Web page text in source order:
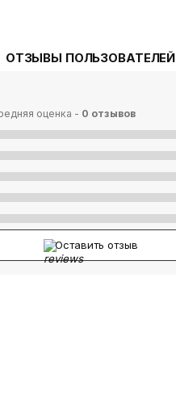
ОТЗЫВЫ ПОЛЬЗОВАТЕЛЕЙ
оценка - 0 отзывов
Оставить отзыв